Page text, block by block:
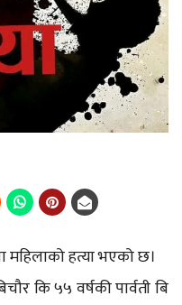
महिलाको हत्या भएको छ।
कि ५५ वर्षकी पार्वती बि